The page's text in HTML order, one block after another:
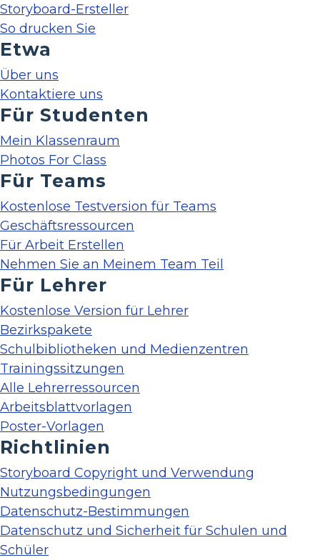
Storyboard-Ersteller
So drucken Sie
Etwa
Über uns
Kontaktiere uns
Für Studenten
Mein Klassenraum
Photos For Class
Für Teams
Kostenlose Testversion für Teams
Geschäftsressourcen
Für Arbeit Erstellen
Nehmen Sie an Meinem Team Teil
Für Lehrer
Kostenlose Version für Lehrer
Bezirkspakete
Schulbibliotheken und Medienzentren
Trainingssitzungen
Alle Lehrerressourcen
Arbeitsblattvorlagen
Poster-Vorlagen
Richtlinien
Storyboard Copyright und Verwendung
Nutzungsbedingungen
Datenschutz-Bestimmungen
Datenschutz und Sicherheit für Schulen und
Schüler